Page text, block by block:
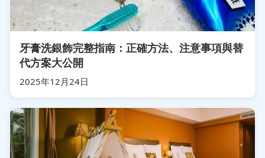
牙膏洗銀飾完整指南：正確方法、注意事項與替
代方案大公開
2025年12月24日